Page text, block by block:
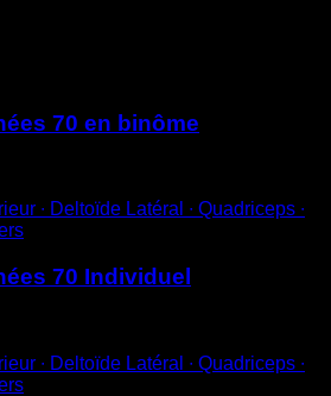
70 en binôme
∙ Deltoïde Latéral ∙ Quadriceps ∙
70 Individuel
∙ Deltoïde Latéral ∙ Quadriceps ∙